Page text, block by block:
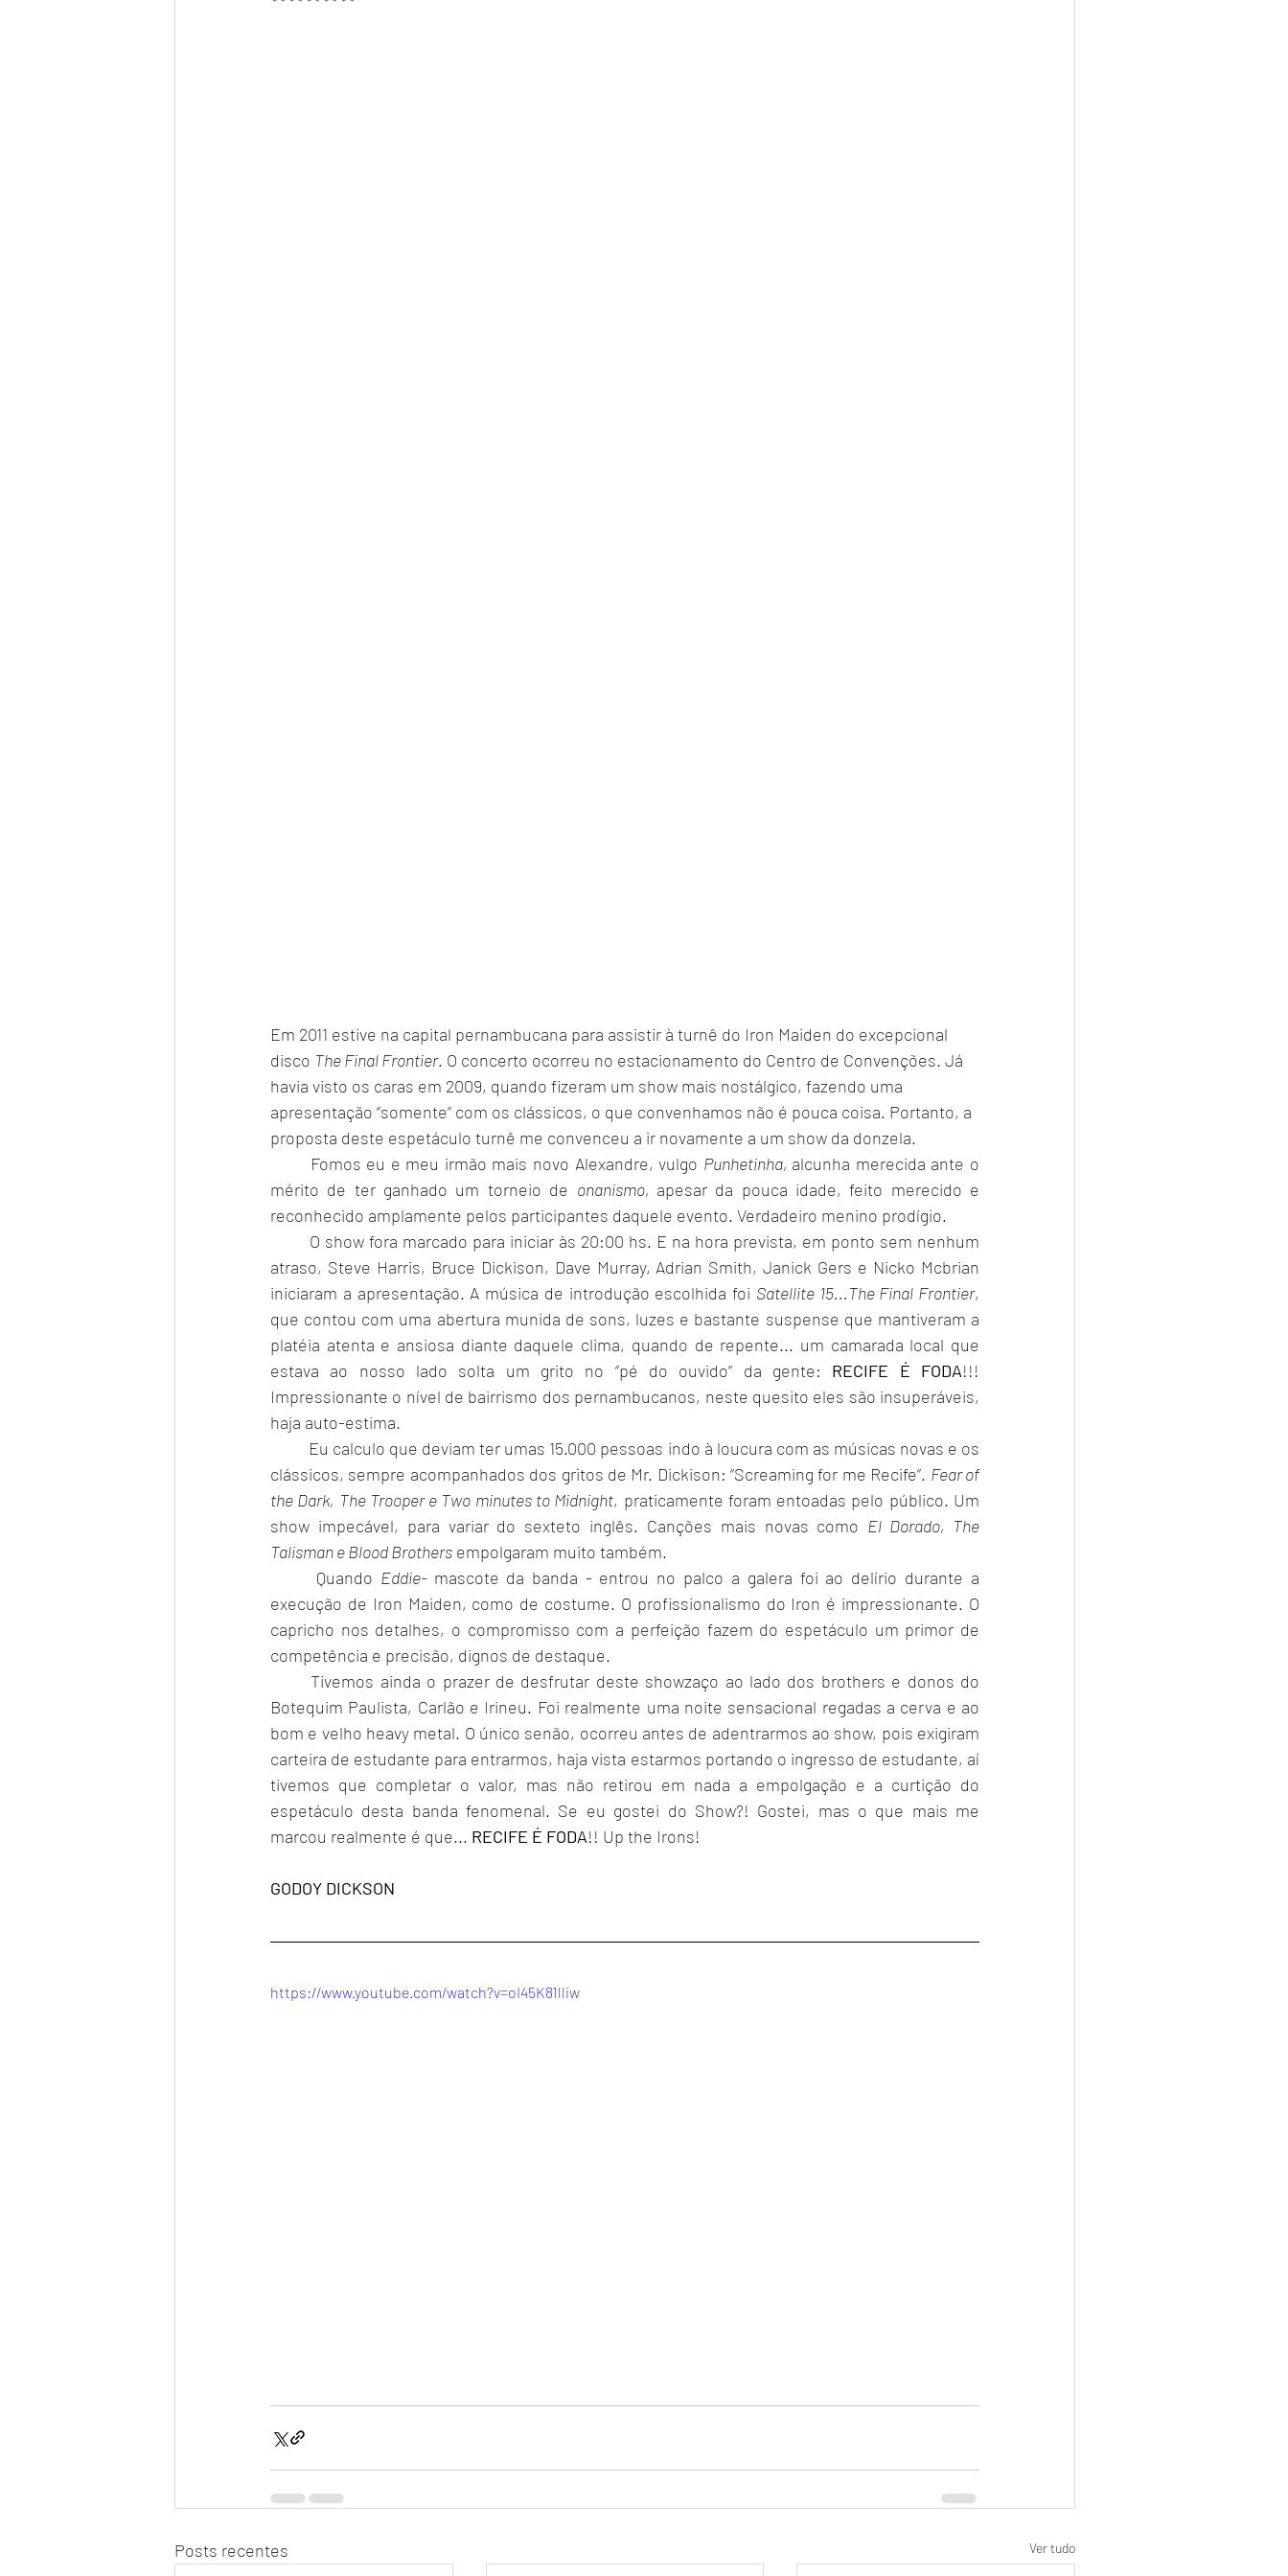
Em 2011 estive na capital pernambucana para assistir à turnê do Iron Maiden do excepcional
disco The Final Frontier. O concerto ocorreu no estacionamento do Centro de Convenções. Já
havia visto os caras em 2009, quando fizeram um show mais nostálgico, fazendo uma
apresentação “somente” com os clássicos, o que convenhamos não é pouca coisa. Portanto, a
proposta deste espetáculo turnê me convenceu a ir novamente a um show da donzela.
	Fomos eu e meu irmão mais novo Alexandre, vulgo
Punhetinha, alcunha merecida ante o
mérito de ter ganhado um torneio de onanismo, apesar da pouca idade, feito merecido e
reconhecido amplamente pelos participantes daquele evento. Verdadeiro menino prodígio.
atraso, Steve Harris, Bruce Dickison, Dave Murray, Adrian Smith, Janick Gers e Nicko Mcbrian
iniciaram a apresentação. A música de introdução escolhida foi Satellite 15...The Final Frontier,
que contou com uma abertura munida de sons, luzes e bastante suspense que mantiveram a
platéia atenta e ansiosa diante daquele clima, quando de repente... um camarada local que
estava ao nosso lado solta um grito no “pé do ouvido” da gente: RECIFE É FODA!!!
Impressionante o nível de bairrismo dos pernambucanos, neste quesito eles são insuperáveis,
haja auto-estima.
clássicos, sempre acompanhados dos gritos de Mr. Dickison: “Screaming for me Recife”. Fear of
the Dark, The Trooper e Two minutes to Midnight, praticamente foram entoadas pelo público. Um
show impecável, para variar do sexteto inglês. Canções mais novas como El Dorado, The
Talisman e Blood Brothers empolgaram muito também.
Quando Eddie- mascote da banda - entrou no palco a galera foi ao delírio durante a
execução de Iron Maiden, como de costume. O profissionalismo do Iron é impressionante. O
capricho nos detalhes, o compromisso com a perfeição fazem do espetáculo um primor de
competência e precisão, dignos de destaque.
Botequim Paulista, Carlão e Irineu. Foi realmente uma noite sensacional regadas a cerva e ao
bom e velho heavy metal. O único senão, ocorreu antes de adentrarmos ao show, pois exigiram
carteira de estudante para entrarmos, haja vista estarmos portando o ingresso de estudante, aí
tivemos que completar o valor, mas não retirou em nada a empolgação e a curtição do
espetáculo desta banda fenomenal. Se eu gostei do Show?! Gostei, mas o que mais me
marcou realmente é que... RECIFE É FODA!! Up the Irons!
GODOY DICKSON
https://www.youtube.com/watch?v=oI45K81lliw
Posts recentes Ver tudo